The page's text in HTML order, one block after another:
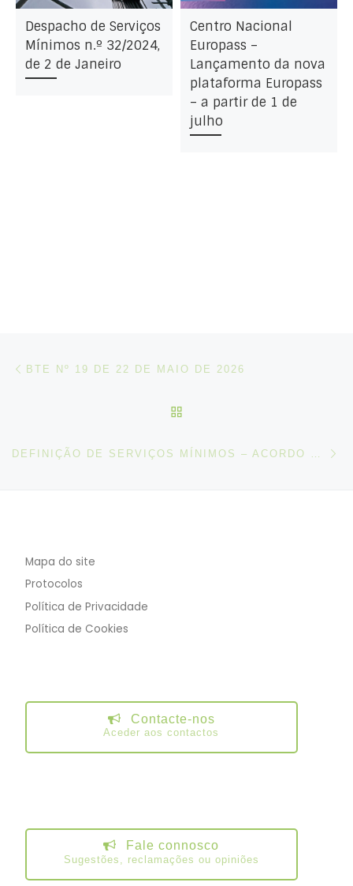
Despacho de Serviços
Mínimos n.º 32/2024,
de 2 de Janeiro
Centro Nacional
Europass –
Lançamento da nova
plataforma Europass
– a partir de 1 de
julho
Post navigation
BTE Nº 19 DE 22 DE MAIO DE 2026
Mapa do site
Protocolos
Política de Privacidade
Política de Cookies
Contacte-nos
Aceder aos contactos
Fale connosco
Sugestões, reclamações ou opiniões